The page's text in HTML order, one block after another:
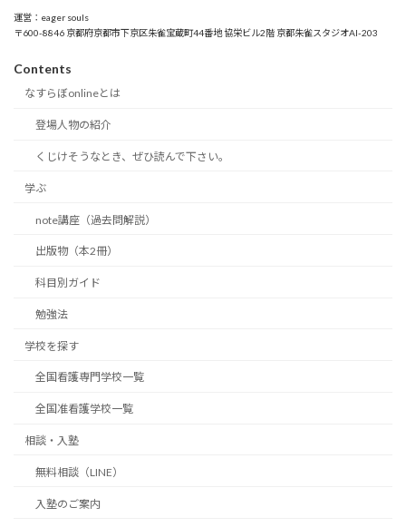
運営：eager souls
〒600-8846 京都府京都市下京区朱雀宝蔵町44番地 協栄ビル2階 京都朱雀スタジオAI-203
Contents
なすらぼonlineとは
登場人物の紹介
くじけそうなとき、ぜひ読んで下さい。
学ぶ
note講座（過去問解説）
出版物（本2冊）
科目別ガイド
勉強法
学校を探す
全国看護専門学校一覧
全国准看護学校一覧
相談・入塾
無料相談（LINE）
入塾のご案内